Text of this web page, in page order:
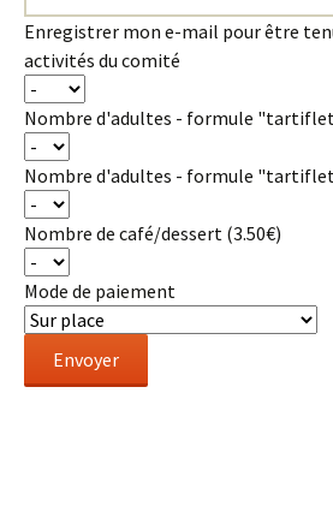
Enregistrer mon e-mail pour être
activités du comité
Nombre d'adultes - formule
Nombre d'adultes - formule
Nombre de café/dessert (3.50€)
Mode de paiement